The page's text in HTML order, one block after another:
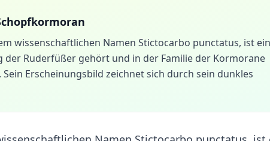
wissenschaftlichen Namen Stictocarbo punctatus, ist ein
Ruderfüßer gehört und in der Familie der Kormorane
Erscheinungsbild zeichnet sich durch sein dunkles